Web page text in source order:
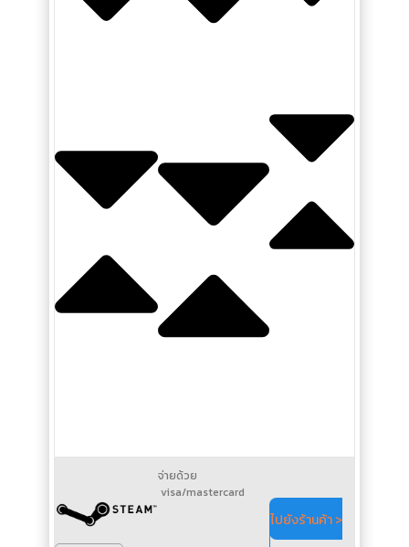
จ่ายด้วย
visa/mastercard
ไปยังร้านค้า >